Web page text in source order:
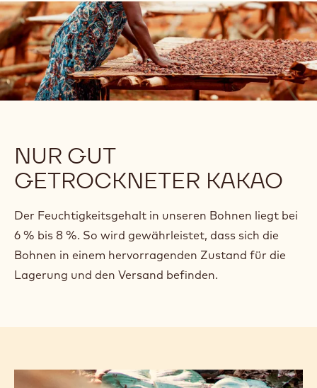
NUR GUT
GETROCKNETER KAKAO
Der Feuchtigkeitsgehalt in unseren Bohnen liegt bei
6 % bis 8 %. So wird gewährleistet, dass sich die
Bohnen in einem hervorragenden Zustand für die
Lagerung und den Versand befinden.